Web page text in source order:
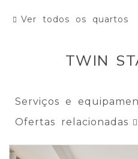
Ver todos os quartos
TWIN
Serviços e
Ofertas relacionadas